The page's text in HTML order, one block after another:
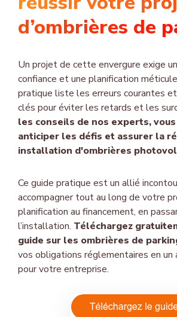
d’ombrières de
Un projet de cette envergure exige
confiance et une planification
pratique liste les erreurs courantes
clés pour éviter les retards et les
les conseils de nos experts,
anticiper les défis et assurer la
installation d'ombrières
Ce guide pratique est un allié
accompagner tout au long de votre
planification au financement, en
l’installation. Téléchargez
guide sur les ombrières de
vos obligations réglementaires en
pour votre entreprise.